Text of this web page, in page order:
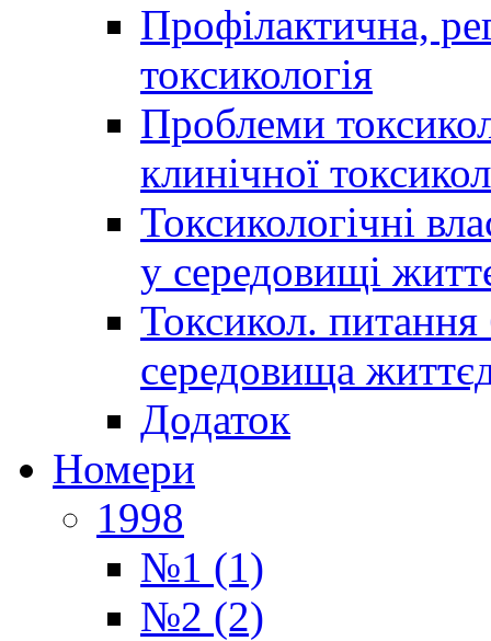
Профілактична,
токсикологія
Проблеми
клинічної
Токсикологічні
у середовищі
Токсикол. питання
середовища
Додаток
Номери
1998
№1 (1)
№2 (2)